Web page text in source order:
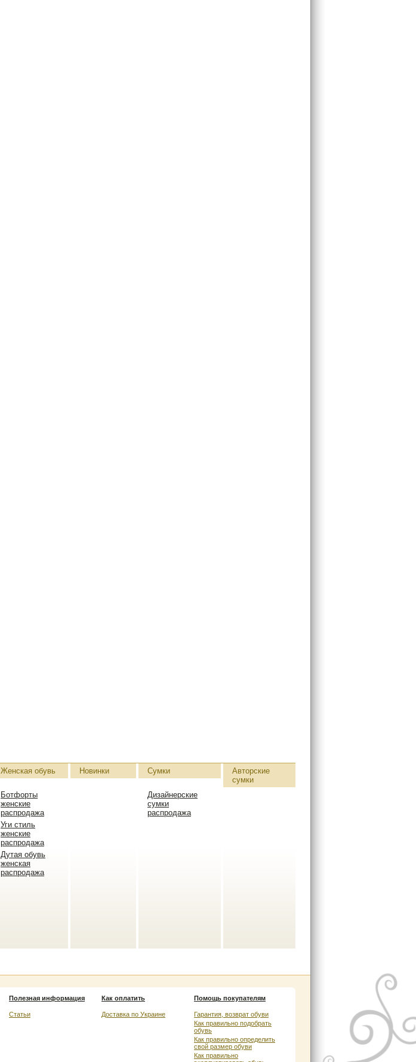
Женская обувь
Ботфорты
женские
распродажа
Уги стиль
женские
распродажа
Дутая обувь
женская
распродажа
Новинки Сумки
Дизайнерские
сумки
распродажа
Авторские
сумки
Полезная информация
Статьи
Как оплатить
Доставка по Украине
Помощь покупателям
Гарантия, возврат обуви
Как правильно подобрать
обувь
Как правильно определить
свой размер обуви
Как правильно